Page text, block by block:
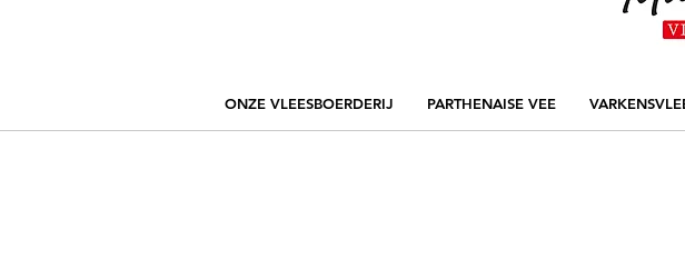
ONZE VLEESBOERDERIJ PARTHENAISE VEE